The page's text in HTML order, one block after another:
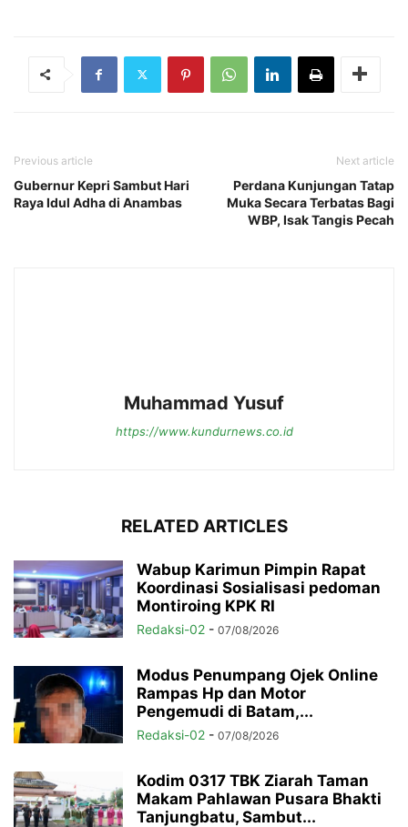
Previous article
Gubernur Kepri Sambut Hari
Raya Idul Adha di Anambas
Next article
Perdana Kunjungan Tatap
Muka Secara Terbatas Bagi
WBP, Isak Tangis Pecah
Muhammad Yusuf
https://www.kundurnews.co.id
RELATED ARTICLES
Wabup Karimun Pimpin Rapat
Koordinasi Sosialisasi pedoman
Montiroing KPK RI
Redaksi-02 - 07/08/2026
Modus Penumpang Ojek Online
Rampas Hp dan Motor
Pengemudi di Batam,...
Redaksi-02 - 07/08/2026
Kodim 0317 TBK Ziarah Taman
Makam Pahlawan Pusara Bhakti
Tanjungbatu, Sambut...